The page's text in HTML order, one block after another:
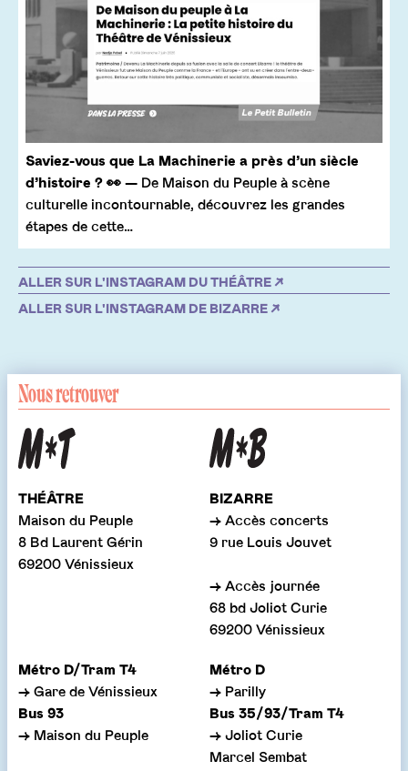
Saviez-vous que La Machinerie a près d’un siècle
d’histoire ? 👀 — De Maison du Peuple à scène
culturelle incontournable, découvrez les grandes
étapes de cette…
ALLER SUR L'INSTAGRAM DU THÉÂTRE ↗
ALLER SUR L'INSTAGRAM DE BIZARRE ↗
Nous retrouver
THÉÂTRE
Maison du Peuple
8 Bd Laurent Gérin
69200 Vénissieux
Métro D/Tram T4
→ Gare de Vénissieux
Bus 93
→ Maison du Peuple
BIZARRE
→ Accès concerts
9 rue Louis Jouvet
→ Accès journée
68 bd Joliot Curie
69200 Vénissieux
Métro D
→ Parilly
Bus 35/93/Tram T4
→ Joliot Curie
Marcel Sembat